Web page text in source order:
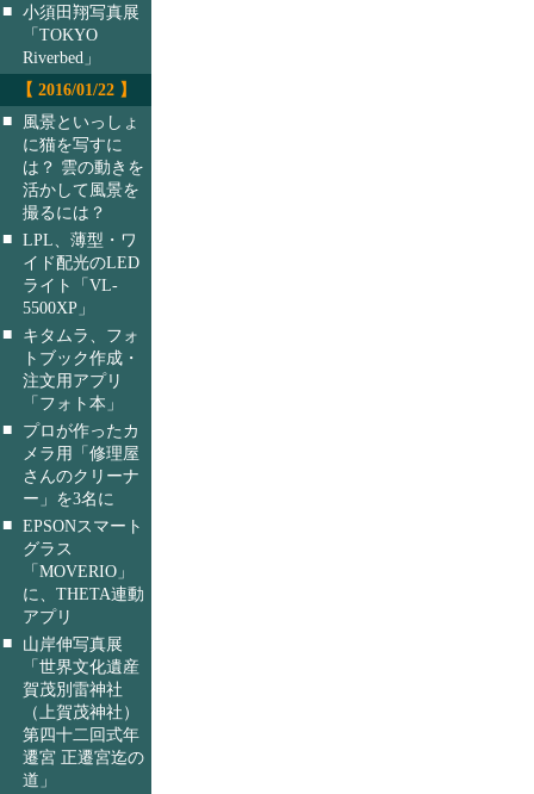
■ 小須田翔写真展
「TOKYO
Riverbed」
【 2016/01/22 】
■
風景といっしょ
に猫を写すに
は？ 雲の動きを
活かして風景を
撮るには？
■ LPL、薄型・ワ
イド配光のLED
ライト「VL-
5500XP」
■
キタムラ、フォ
トブック作成・
注文用アプリ
「フォト本」
■
プロが作ったカ
メラ用「修理屋
さんのクリーナ
ー」を3名に
■ EPSONスマート
グラス
「MOVERIO」
に、THETA連動
アプリ
■
山岸伸写真展
「世界文化遺産
賀茂別雷神社
（上賀茂神社）
第四十二回式年
遷宮 正遷宮迄の
道」